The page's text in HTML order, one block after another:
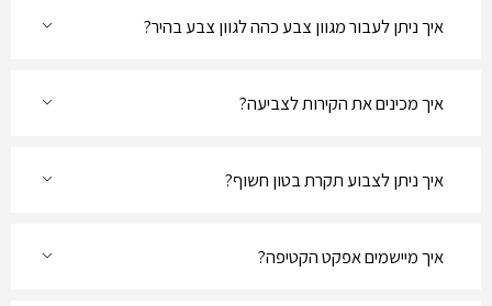
איך ניתן לעבור מגוון צבע כהה לגוון צבע בהיר?
איך מכינים את הקירות לצביעה?
איך ניתן לצבוע תקרת בטון חשוף?
איך מיישמים אפקט הקטיפה?